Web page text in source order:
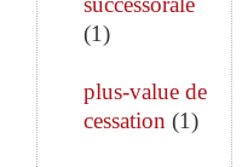
(1)
plus-value de
cessation (1)